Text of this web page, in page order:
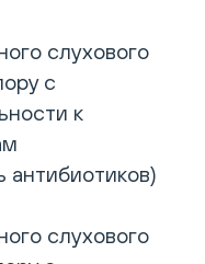
слухового
с
к
антибиотиков)
слухового